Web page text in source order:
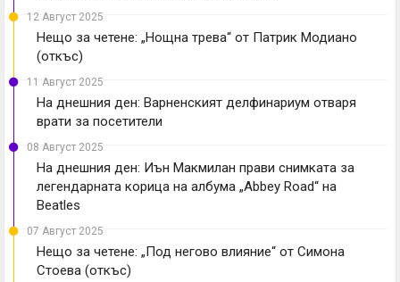
12 Август 2025
Нещо за четене: „Нощна трева“ от Патрик Модиано
(откъс)
11 Август 2025
На днешния ден: Варненският делфинариум отваря
врати за посетители
08 Август 2025
На днешния ден: Иън Макмилан прави снимката за
легендарната корица на албума „Abbey Road“ на
Beatles
07 Август 2025
Нещо за четене: „Под негово влияние“ от Симона
Стоева (откъс)